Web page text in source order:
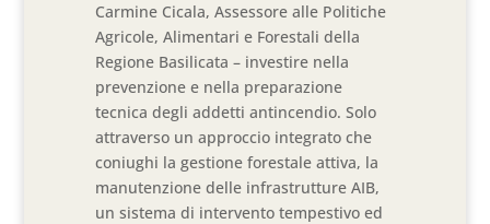
Carmine Cicala, Assessore alle Politiche
Agricole, Alimentari e Forestali della
Regione Basilicata – investire nella
prevenzione e nella preparazione
tecnica degli addetti antincendio. Solo
attraverso un approccio integrato che
coniughi la gestione forestale attiva, la
manutenzione delle infrastrutture AIB,
un sistema di intervento tempestivo ed